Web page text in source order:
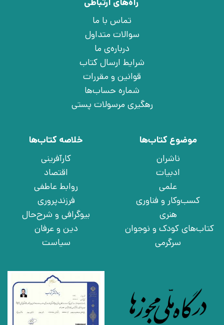
تماس با ما
سوالات متداول
درباره‌ی ما
شرایط ارسال کتاب
قوانین و مقررات
شماره حساب‌ها
رهگیری مرسولات پستی
موضوع کتاب‌ها
ناشران
ادبیات
علمی
کسب‌وکار و فناوری
هنری
کتاب‌های کودک و نوجوان
سرگرمی
خلاصه کتاب‌ها
کارآفرینی
اقتصاد
روابط عاطفی
فرزندپروری
بیوگرافی و شرح‌حال
دین و عرفان
سیاست